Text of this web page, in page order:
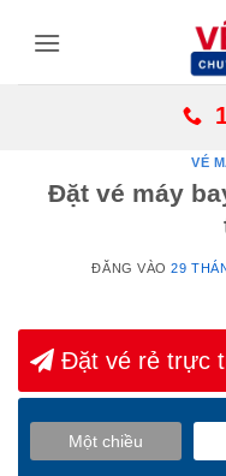
VÉ
Đặt vé máy
ĐĂNG VÀO29
Đặt vé rẻ trực
Một chiều